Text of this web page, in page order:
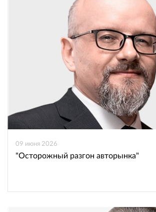
09 июня 2026
"Осторожный разгон авторынка"